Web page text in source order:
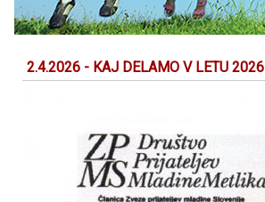
2.4.2026 - KAJ DELAMO V LETU 2026